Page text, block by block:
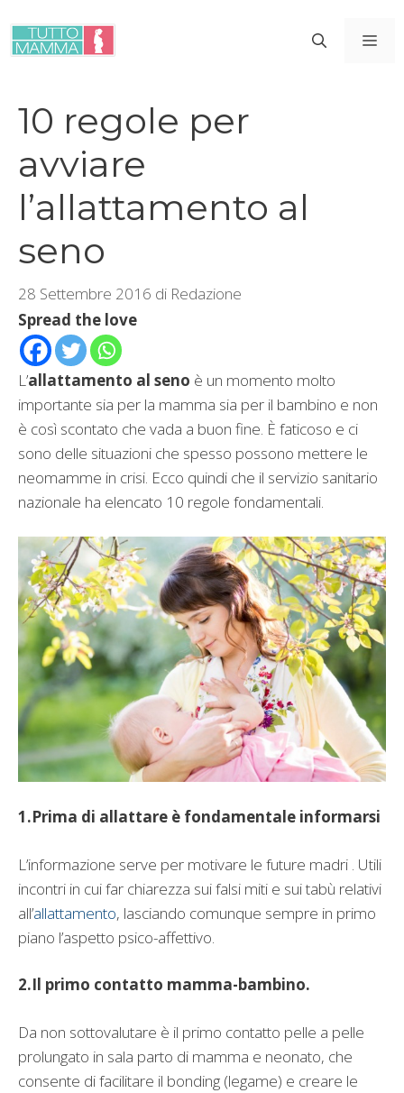
contenuto
10 regole per
avviare
l’allattamento al
seno
28 Settembre 2016 di Redazione
Spread the love
L’allattamento al seno è un momento molto
importante sia per la mamma sia per il bambino e non
è così scontato che vada a buon fine. È faticoso e ci
sono delle situazioni che spesso possono mettere le
neomamme in crisi. Ecco quindi che il servizio sanitario
nazionale ha elencato 10 regole fondamentali.
1.Prima di allattare è fondamentale informarsi
L’informazione serve per motivare le future madri . Utili
incontri in cui far chiarezza sui falsi miti e sui tabù relativi
all’allattamento, lasciando comunque sempre in primo
piano l’aspetto psico-affettivo.
2.Il primo contatto mamma-bambino.
Da non sottovalutare è il primo contatto pelle a pelle
prolungato in sala parto di mamma e neonato, che
consente di facilitare il bonding (legame) e creare le